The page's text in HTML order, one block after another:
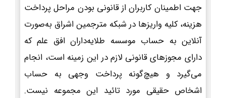
جهت اطمینان کاربران از قانونی بودن مراحل پرداخت
هزینه، کلیه واریزها در شبکه مترجمین اشراق به‌صورت
آنلاین به حساب موسسه طلایه‌داران افق علم که
دارای مجوزهای قانونی لازم در این زمینه است، انجام
می‌گیرد و هیچ‌گونه پرداخت وجهی به حساب
اشخاص حقیقی مورد تائید این مجموعه نیست.